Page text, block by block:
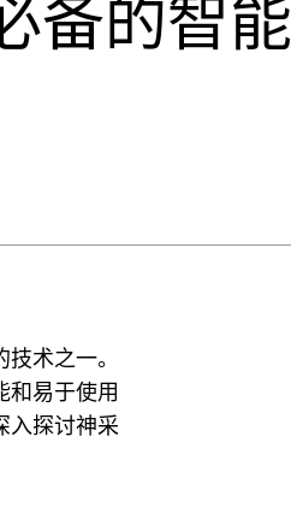
备的智能
术之一。
和易于使用
入探讨神采